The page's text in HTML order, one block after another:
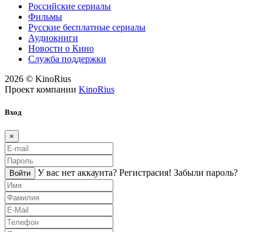
Российские сериалы
Фильмы
Русские бесплатные сериалы
Аудиокниги
Новости о Кино
Служба поддержки
2026 © KinoRius
Проект компании KinoRius
Вход
×
Войти У вас нет аккаунта? Регистраcия! Забыли пароль?